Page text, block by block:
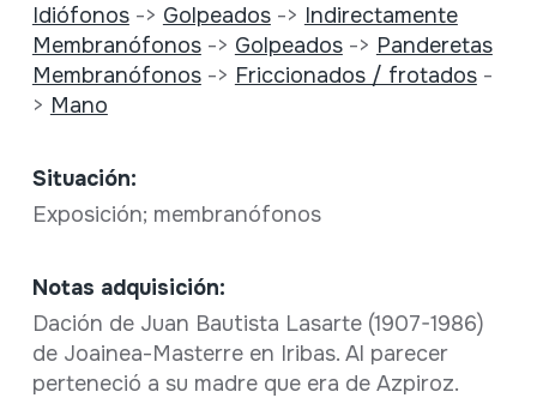
Idiófonos-> Golpeados-> Indirectamente
Membranófonos-> Golpeados-> Panderetas
Membranófonos-> Friccionados / frotados-
> Mano
Situación:
Exposición; membranófonos
Notas adquisición:
Dación de Juan Bautista Lasarte (1907-1986)
de Joainea-Masterre en Iribas. Al parecer
perteneció a su madre que era de Azpiroz.